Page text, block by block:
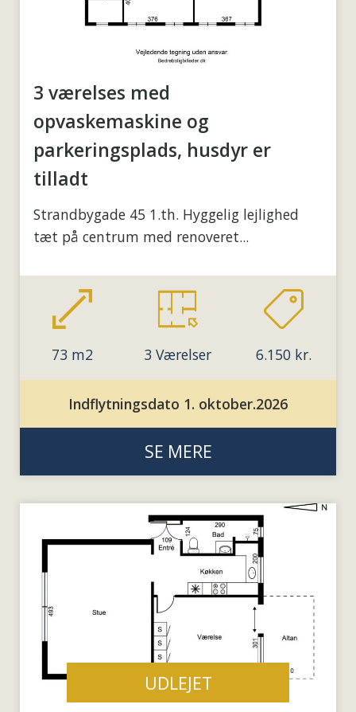
3 værelses med
opvaskemaskine og
parkeringsplads, husdyr er
tilladt
Strandbygade 45 1.th. Hyggelig lejlighed
tæt på centrum med renoveret...
73 m2 3 Værelser 6.150 kr.
Indflytningsdato 1. oktober.2026
SE MERE
UDLEJET